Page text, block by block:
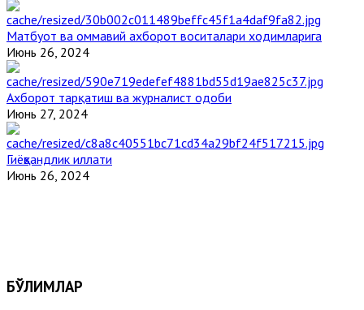
Матбуот ва оммавий ахборот воситалари ходимларига
Июнь 26, 2024
Ахборот тарқатиш ва журналист одоби
Июнь 27, 2024
Гиёҳвандлик иллати
Июнь 26, 2024
БЎЛИМЛАР